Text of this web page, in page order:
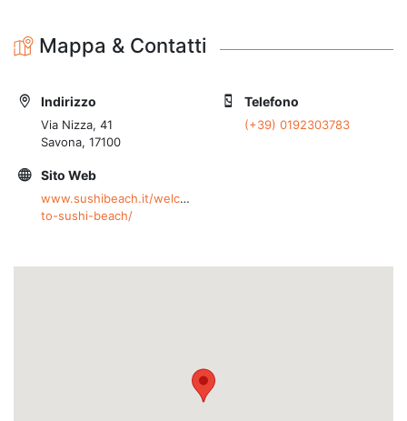
Mappa & Contatti
Indirizzo
Via Nizza, 41
Savona, 17100
Telefono
(+39) 0192303783
Sito Web
www.sushibeach.it/welcome-
to-sushi-beach/